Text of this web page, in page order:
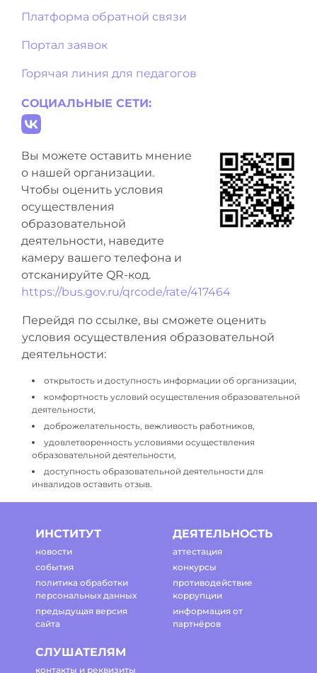
Платформа обратной связи
Портал заявок
Горячая линия для педагогов
СОЦИАЛЬНЫЕ СЕТИ:
Вы можете оставить мнение
о нашей организации.
Чтобы оценить условия
осуществления
образовательной
деятельности, наведите
камеру вашего телефона и
отсканируйте QR-код.
https://bus.gov.ru/qrcode/rate/417464
Перейдя по ссылке, вы сможете оценить
условия осуществления образовательной
деятельности:
открытость и доступность информации об организации,
комфортность условий осуществления образовательной
деятельности,
доброжелательность, вежливость работников,
удовлетворенность условиями осуществления
образовательной деятельности,
доступность образовательной деятельности для
инвалидов оставить отзыв.
ИНСТИТУТ
новости
события
политика обработки
персональных данных
предыдущая версия
сайта
ДЕЯТЕЛЬНОСТЬ
аттестация
конкурсы
противодействие
коррупции
информация от
партнёров
СЛУШАТЕЛЯМ
контакты и реквизиты